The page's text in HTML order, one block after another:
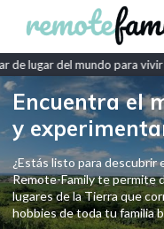
de lugar del mundo para vivir
Encuentra el
y
¿Estás listo para descubrir
Remote-Family te permite
lugares de la Tierra que
hobbies de toda tu familia